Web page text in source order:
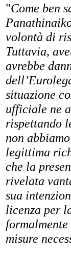
"Come ben
volontà di
Tuttavia,
avrebbe
situazione
ufficiale ne
rispettando
non
legittima
che la
rivelata
sua
licenza per
misure